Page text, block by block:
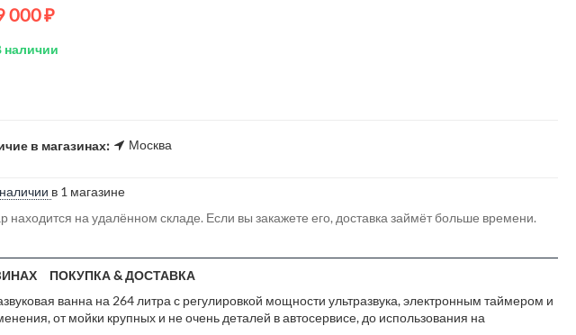
000₽
наличии
в магазинах: Москва
в 1 магазине
находится на удалённом складе. Если вы закажете его, доставка займёт больше времени.
ПОКУПКА & ДОСТАВКА
ванна на 264 литра с регулировкой мощности ультразвука, электронным таймером и
от мойки крупных и не очень деталей в автосервисе, до использования на